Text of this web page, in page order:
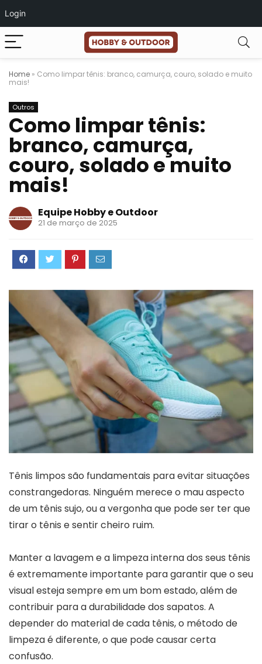
Login
Home » Como limpar tênis: branco, camurça, couro, solado e muito
mais!
Outros
Como limpar tênis:
branco, camurça,
couro, solado e muito
mais!
Equipe Hobby e Outdoor
21 de março de 2025
Tênis limpos são fundamentais para evitar situações
constrangedoras. Ninguém merece o mau aspecto
de um tênis sujo, ou a vergonha que pode ser ter que
tirar o tênis e sentir cheiro ruim.
Manter a lavagem e a limpeza interna dos seus tênis
é extremamente importante para garantir que o seu
visual esteja sempre em um bom estado, além de
contribuir para a durabilidade dos sapatos. A
depender do material de cada tênis, o método de
limpeza é diferente, o que pode causar certa
confusão.